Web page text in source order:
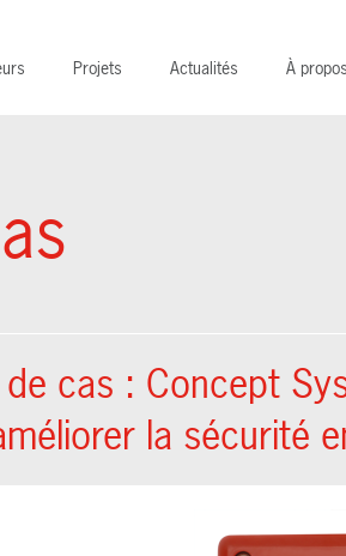
Projets Actualités À
cas : Concept
la sécurité